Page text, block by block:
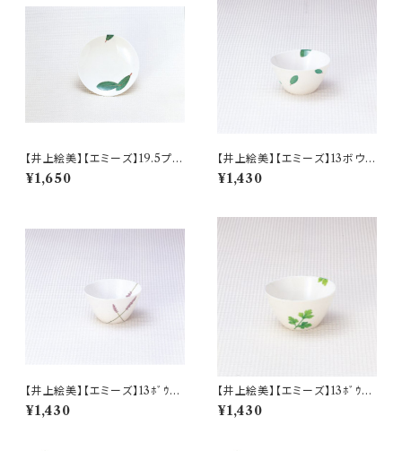
【井上絵美】【エミーズ】19.5プレ
ート【ベイリーフ】AM20-1-T2
2
¥1,650
【井上絵美】【エミーズ】13ボウル
【ベイリーフ】AM20-1-T24
¥1,430
【井上絵美】【エミーズ】13ﾎﾞｳﾙ
【ラベンダー】AM20-2-T34
¥1,430
【井上絵美】【エミーズ】13ﾎﾞｳﾙ
【パセリ】AM20-3-T46
¥1,430